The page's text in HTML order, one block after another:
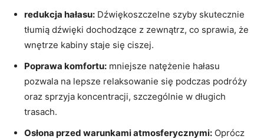
redukcja hałasu: Dźwiękoszczelne szyby skutecznie
tłumią⁢ dźwięki dochodzące⁢ z‍ zewnątrz,⁣ co sprawia, że
wnętrze kabiny⁤ staje się ciszej.
Poprawa komfortu: mniejsze natężenie hałasu
pozwala na lepsze relaksowanie się podczas ​podróży⁤
oraz sprzyja koncentracji,‍ szczególnie⁣ w długich⁣
trasach.
Osłona przed⁣ warunkami atmosferycznymi: Oprócz